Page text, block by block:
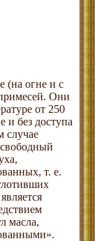
(на огне и с
Они
от 250
и без доступа
случае
т. е.
масла,